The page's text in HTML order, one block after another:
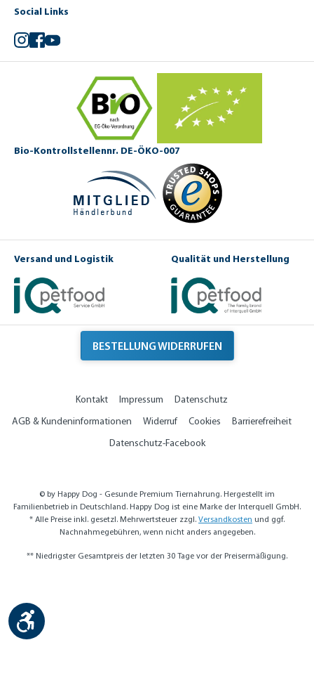
Social Links
Instagram
Facebook
YouTube
Bio-Kontrollstellennr. DE-ÖKO-007
Versand und Logistik Qualität und Herstellung
BESTELLUNG WIDERRUFEN
Kontakt Impressum
Datenschutz
AGB & Kundeninformationen
Widerruf Cookies
Barrierefreiheit
Datenschutz-Facebook
© by Happy Dog - Gesunde Premium Tiernahrung. Hergestellt im
Familienbetrieb in Deutschland. Happy Dog ist eine Marke der Interquell GmbH.
* Alle Preise inkl. gesetzl. Mehrwertsteuer zzgl. Versandkosten und ggf.
Nachnahmegebühren, wenn nicht anders angegeben.
** Niedrigster Gesamtpreis der letzten 30 Tage vor der Preisermäßigung.
Werkzeugleiste anzeigen